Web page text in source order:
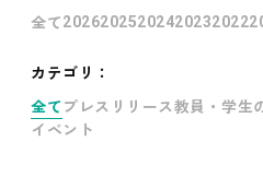
全て20262025202420232022
カテゴリ：
全て プレスリリース教員・学生
イベント